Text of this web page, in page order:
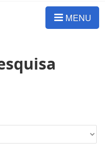
MENU